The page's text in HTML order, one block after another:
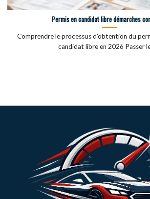
Permis en candidat libre démarches
Comprendre le processus d’obtention du
candidat libre en 2026 Passer